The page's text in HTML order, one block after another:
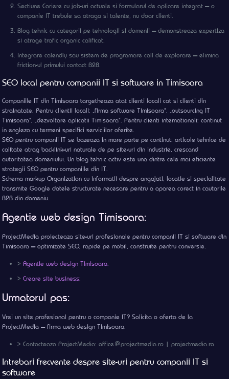
Sectiune Cariere cu job-uri actuale si formularul de aplicare integrat — o
companie IT trebuie sa atraga si talente, nu doar clienti.
Blog tehnic cu categorii pe tehnologii si domenii — demonstreaza expertiza
si atrage trafic organic calificat.
Integrare calendly sau sistem de programare call de explorare — elimina
friction-ul primului contact B2B.
SEO local pentru companii IT si software in Timisoara
Companiile IT din Timisoara targetheaza atat clienti locali cat si clienti din
strainatate. Pentru clientii locali: „firma software Timisoara”, „outsourcing IT
Timisoara”, „dezvoltare aplicatii Timisoara”. Pentru clienti internationali: continut
in engleza cu termeni specifici serviciilor oferite.
SEO pentru companii IT se bazeaza in mare parte pe continut: articole tehnice de
calitate atrag backlink-uri naturale de pe site-uri din industrie, crescand
autoritatea domeniului. Un blog tehnic activ este una dintre cele mai eficiente
strategii SEO pentru companiile din IT.
Schema markup Organization cu informatii despre angajati, locatie si specialitate
transmite Google datele structurate necesare pentru a aparea corect in cautarile
B2B din domeniu.
Agentie web design Timisoara:
ProjectMedia proiecteaza site-uri profesionale pentru companii IT si software din
Timisoara — optimizate SEO, rapide pe mobil, construite pentru conversie.
>Agentie web design Timisoara:
>Creare site business:
Urmatorul pas:
Vrei un site profesional pentru o companie IT? Solicita o oferta de la
ProjectMedia — firma web design Timisoara.
> Contacteaza ProjectMedia: office@projectmedia.ro | projectmedia.ro
Intrebari frecvente despre site-uri pentru companii IT si
software